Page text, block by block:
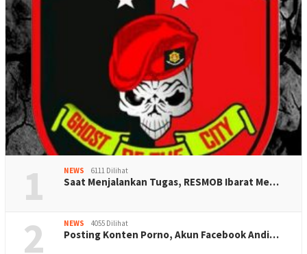
1 NEWS 6111 Dilihat
Saat Menjalankan Tugas, RESMOB Ibarat Me…
2 NEWS 4055 Dilihat
Posting Konten Porno, Akun Facebook Andi…